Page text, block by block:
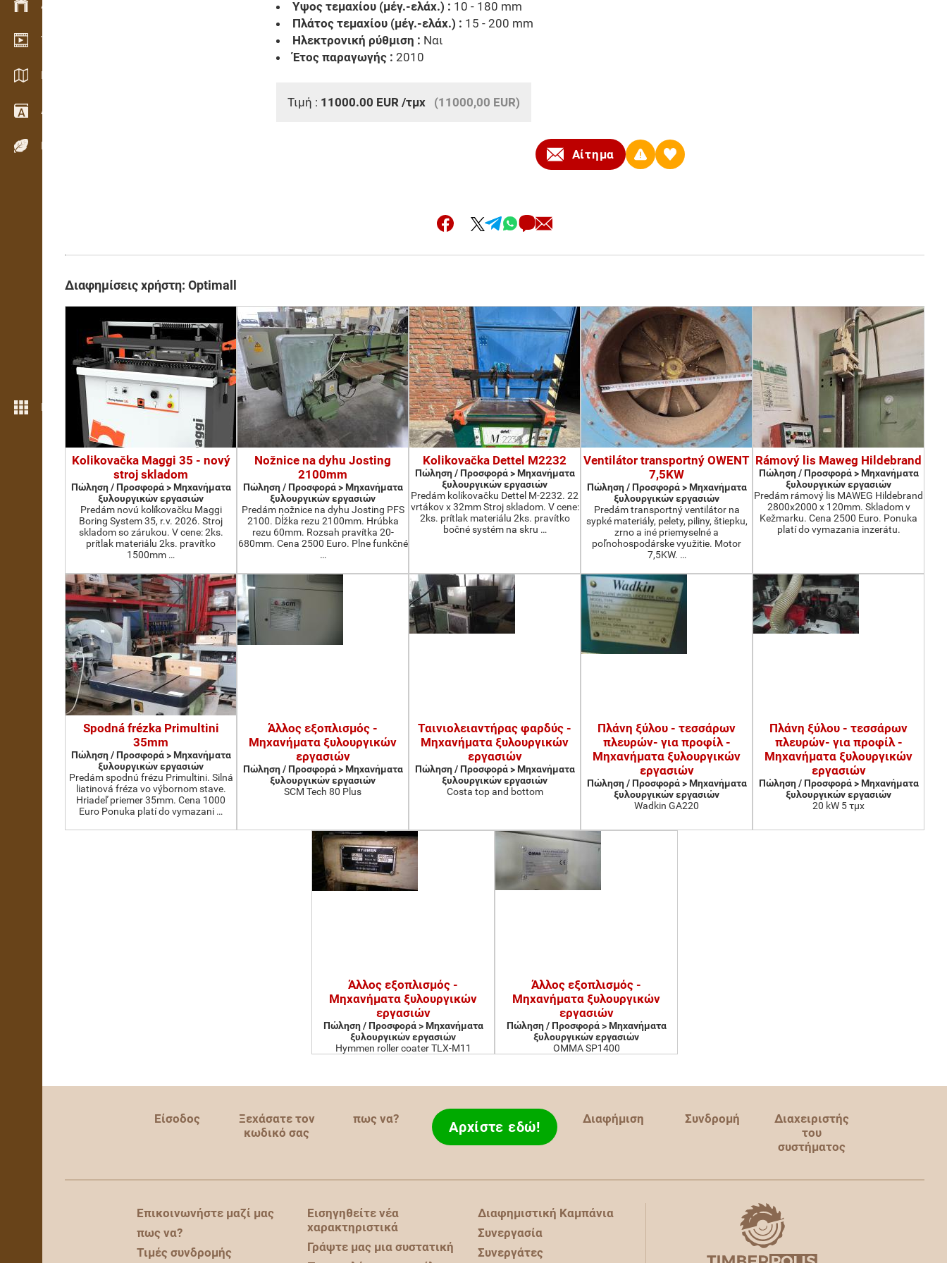
Διαχείριση αποθεμάτων
Έκθεση βίντεο
Κατάλογοι / Μπροσούρες
Λεξικό
Είδη ξύλου
Περισσότερες λειτουργίες
Υψος τεμαχίου (μέγ.-ελάχ.) : 10 - 180 mm
Πλάτος τεμαχίου (μέγ.-ελάχ.) : 15 - 200 mm
Ηλεκτρονική ρύθμιση : Ναι
Έτος παραγωγής : 2010
Τιμή : 11000.00 EUR /τμχ (11000,00 EUR)
Αίτημα
Διαφημίσεις χρήστη: Optimall
Kolikovačka Maggi 35 - nový
stroj skladom
Πώληση / Προσφορά > Μηχανήματα
ξυλουργικών εργασιών
Predám novú kolíkovačku Maggi
Boring System 35, r.v. 2026. Stroj
skladom so zárukou. V cene: 2ks.
prítlak materiálu 2ks. pravítko
1500mm …
Nožnice na dyhu Josting
2100mm
Πώληση / Προσφορά > Μηχανήματα
ξυλουργικών εργασιών
Predám nožnice na dyhu Josting PFS
2100. Dĺžka rezu 2100mm. Hrúbka
rezu 60mm. Rozsah pravítka 20-
680mm. Cena 2500 Euro. Plne funkčné
…
Kolikovačka Dettel M2232
Πώληση / Προσφορά > Μηχανήματα
ξυλουργικών εργασιών
Predám kolíkovačku Dettel M-2232. 22
vrtákov x 32mm Stroj skladom. V cene:
2ks. prítlak materiálu 2ks. pravítko
bočné systém na skru …
Ventilátor transportný OWENT
7,5KW
Πώληση / Προσφορά > Μηχανήματα
ξυλουργικών εργασιών
Predám transportný ventilátor na
sypké materiály, pelety, piliny, štiepku,
zrno a iné priemyselné a
poľnohospodárske využitie. Motor
7,5KW. …
Rámový lis Maweg Hildebrand
Πώληση / Προσφορά > Μηχανήματα
ξυλουργικών εργασιών
Predám rámový lis MAWEG Hildebrand
2800x2000 x 120mm. Skladom v
Kežmarku. Cena 2500 Euro. Ponuka
platí do vymazania inzerátu.
Spodná frézka Primultini
35mm
Πώληση / Προσφορά > Μηχανήματα
ξυλουργικών εργασιών
Predám spodnú frézu Primultini. Silná
liatinová fréza vo výbornom stave.
Hriadeľ priemer 35mm. Cena 1000
Euro Ponuka platí do vymazani …
Άλλος εξοπλισμός -
Μηχανήματα ξυλουργικών
εργασιών
Πώληση / Προσφορά > Μηχανήματα
ξυλουργικών εργασιών
SCM Tech 80 Plus
Ταινιολειαντήρας φαρδύς -
Μηχανήματα ξυλουργικών
εργασιών
Πώληση / Προσφορά > Μηχανήματα
ξυλουργικών εργασιών
Costa top and bottom
Πλάνη ξύλου - τεσσάρων
πλευρών- για προφίλ -
Μηχανήματα ξυλουργικών
εργασιών
Πώληση / Προσφορά > Μηχανήματα
ξυλουργικών εργασιών
Wadkin GA220
Πλάνη ξύλου - τεσσάρων
πλευρών- για προφίλ -
Μηχανήματα ξυλουργικών
εργασιών
Πώληση / Προσφορά > Μηχανήματα
ξυλουργικών εργασιών
20 kW 5 τμχ
Άλλος εξοπλισμός -
Μηχανήματα ξυλουργικών
εργασιών
Πώληση / Προσφορά > Μηχανήματα
ξυλουργικών εργασιών
Hymmen roller coater TLX-M11
Άλλος εξοπλισμός -
Μηχανήματα ξυλουργικών
εργασιών
Πώληση / Προσφορά > Μηχανήματα
ξυλουργικών εργασιών
OMMA SP1400
Είσοδος
Ξεχάσατε τον
κωδικό σας
πως να? Αρχίστε εδώ! Διαφήμιση Συνδρομή
Διαχειριστής
του
συστήματος
Επικοινωνήστε μαζί μας
πως να?
Τιμές συνδρομής
Εισηγηθείτε νέα
χαρακτηριστικά
Γράψτε μας μια συστατική
Διαφημιστική Καμπάνια
Συνεργασία
Συνεργάτες